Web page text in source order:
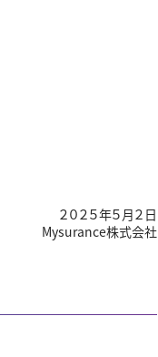
２０２５年５月２日
Mysurance株式会社